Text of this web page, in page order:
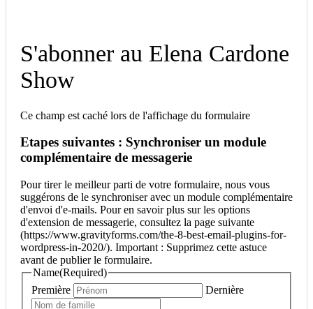
S'abonner au Elena Cardone
Show
Ce champ est caché lors de l'affichage du formulaire
Etapes suivantes : Synchroniser un module
complémentaire de messagerie
Pour tirer le meilleur parti de votre formulaire, nous vous
suggérons de le synchroniser avec un module complémentaire
d'envoi d'e-mails. Pour en savoir plus sur les options
d'extension de messagerie, consultez la page suivante
(https://www.gravityforms.com/the-8-best-email-plugins-for-
wordpress-in-2020/). Important : Supprimez cette astuce
avant de publier le formulaire.
Name(Required)
Première
Dernière